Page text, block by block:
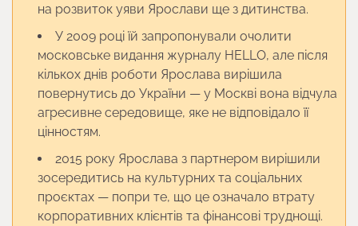
на розвиток уяви Ярослави ще з дитинства.
У 2009 році їй запропонували очолити
московське видання журналу HELLO, але після
кількох днів роботи Ярослава вирішила
повернутись до України — у Москві вона відчула
агресивне середовище, яке не відповідало її
цінностям.
2015 року Ярослава з партнером вирішили
зосередитись на культурних та соціальних
проєктах — попри те, що це означало втрату
корпоративних клієнтів та фінансові труднощі.